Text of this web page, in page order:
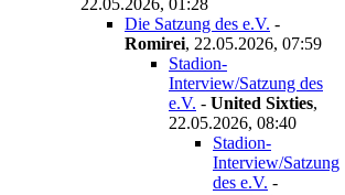
Die Satzung des e.V. -
Romirei, 22.05.2026, 07:59
Stadion-
Interview/Satzung des
e.V. - United Sixties,
22.05.2026, 08:40
Stadion-
Interview/Satzung
des e.V. -